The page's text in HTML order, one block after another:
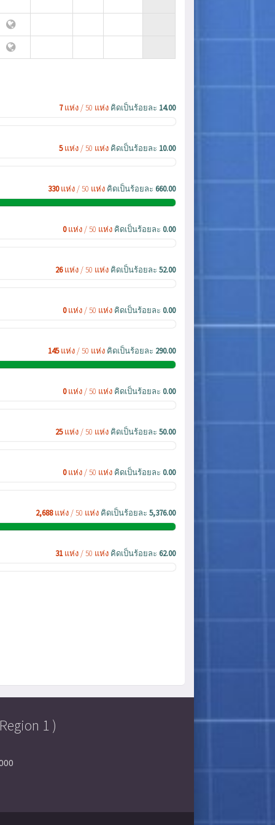
7แห่ง / 50 แห่ง คิดเป็นร้อยละ 14.00
5แห่ง / 50 แห่ง คิดเป็นร้อยละ 10.00
330แห่ง / 50 แห่ง คิดเป็นร้อยละ 660.00
0แห่ง / 50 แห่ง คิดเป็นร้อยละ 0.00
26แห่ง / 50 แห่ง คิดเป็นร้อยละ 52.00
0แห่ง / 50 แห่ง คิดเป็นร้อยละ 0.00
145แห่ง / 50 แห่ง คิดเป็นร้อยละ 290.00
0แห่ง / 50 แห่ง คิดเป็นร้อยละ 0.00
25แห่ง / 50 แห่ง คิดเป็นร้อยละ 50.00
0แห่ง / 50 แห่ง คิดเป็นร้อยละ 0.00
2,688แห่ง / 50 แห่ง คิดเป็นร้อยละ 5,376.00
31แห่ง / 50 แห่ง คิดเป็นร้อยละ 62.00
1 )